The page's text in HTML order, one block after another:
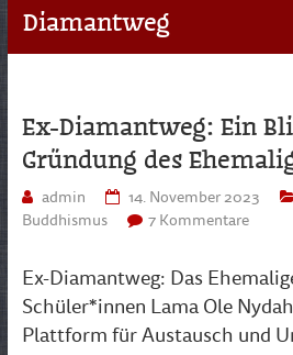
Diamantweg
Ex-Diamantweg: Ein
Gründung des
admin 14. November 2023
Buddhismus
7 Kommentare
Ex-Diamantweg: Das
Schüler*innen Lama Ole
Plattform für Austausch und